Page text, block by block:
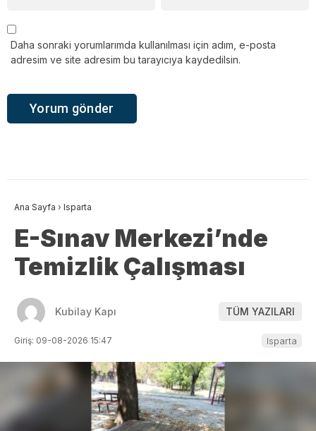
Daha sonraki yorumlarımda kullanılması için adım, e-posta
adresim ve site adresim bu tarayıcıya kaydedilsin.
Ana Sayfa › Isparta
E-Sınav Merkezi’nde
Temizlik Çalışması
Kubilay Kapı TÜM YAZILARI
Giriş: 09-08-2026 15:47 Isparta